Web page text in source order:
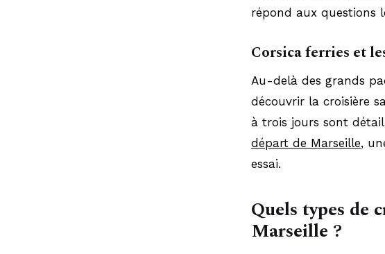
répond aux questions
Corsica ferries et
Au-delà des grands
découvrir la croisière
à trois jours sont
départ de Marseille,
essai.
Quels types de
Marseille ?